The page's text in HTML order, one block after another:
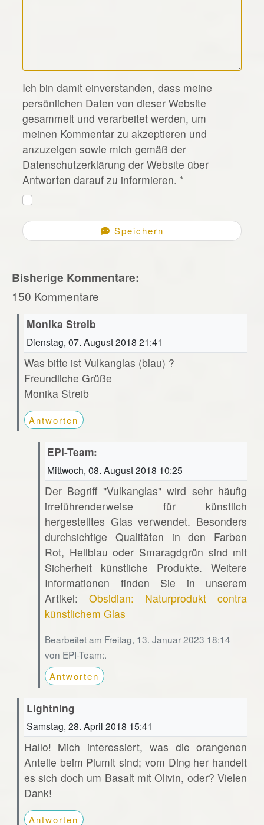
*
Ich bin damit einverstanden, dass meine
persönlichen Daten von dieser Website
gesammelt und verarbeitet werden, um
meinen Kommentar zu akzeptieren und
anzuzeigen sowie mich gemäß der
Datenschutzerklärung der Website über
Antworten darauf zu informieren. *
Speichern
Bisherige Kommentare:
150 Kommentare
Monika Streib
Dienstag, 07. August 2018 21:41
Was bitte ist Vulkanglas (blau) ?
Freundliche Grüße
Monika Streib
Antworten
EPI-Team:
Mittwoch, 08. August 2018 10:25
Der Begriff "Vulkanglas" wird sehr häufig
irreführenderweise für künstlich
hergestelltes Glas verwendet. Besonders
durchsichtige Qualitäten in den Farben
Rot, Hellblau oder Smaragdgrün sind mit
Sicherheit künstliche Produkte. Weitere
Informationen finden Sie in unserem
Artikel:Obsidian: Naturprodukt contra
künstlichem Glas
Bearbeitet am Freitag, 13. Januar 2023 18:14
von EPI-Team:.
Antworten
Lightning
Samstag, 28. April 2018 15:41
Hallo! Mich interessiert, was die orangenen
Anteile beim Plumit sind; vom Ding her handelt
es sich doch um Basalt mit Olivin, oder? Vielen
Dank!
Antworten